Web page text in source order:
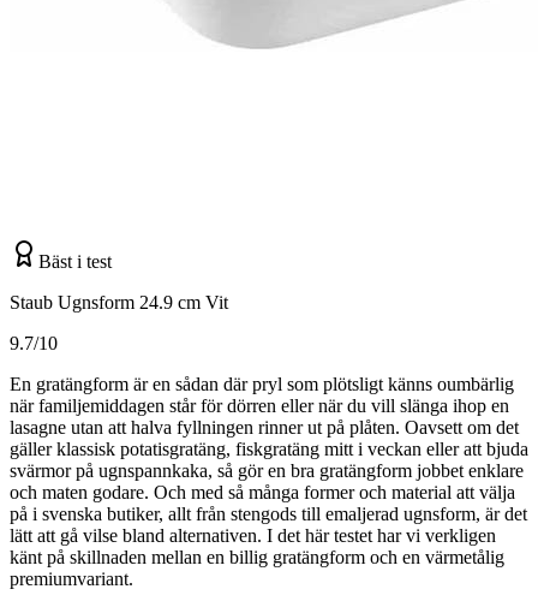
Bäst i test
Staub Ugnsform 24.9 cm Vit
9.7/10
En gratängform är en sådan där pryl som plötsligt känns oumbärlig
när familjemiddagen står för dörren eller när du vill slänga ihop en
lasagne utan att halva fyllningen rinner ut på plåten. Oavsett om det
gäller klassisk potatisgratäng, fiskgratäng mitt i veckan eller att bjuda
svärmor på ugnspannkaka, så gör en bra gratängform jobbet enklare
och maten godare. Och med så många former och material att välja
på i svenska butiker, allt från stengods till emaljerad ugnsform, är det
lätt att gå vilse bland alternativen. I det här testet har vi verkligen
känt på skillnaden mellan en billig gratängform och en värmetålig
premiumvariant.